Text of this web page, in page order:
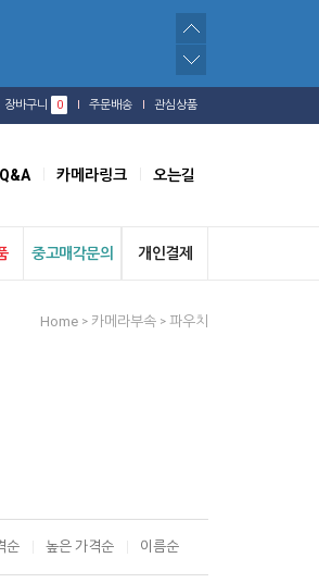
장바구니 0 주문배송 관심상품
Q&A 카메라링크 오는길
중고매각문의 개인결제
Home > 카메라부속 > 파우치
순 높은 가격순 이름순